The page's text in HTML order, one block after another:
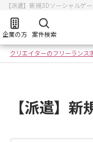
【派遣】新規3Dソーシャルゲ
企業の方 案件検索
クリエイターのフリーランス
【派遣】